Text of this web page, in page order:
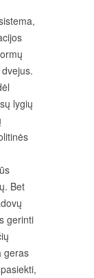
lygių
Bet
gerinti
geras